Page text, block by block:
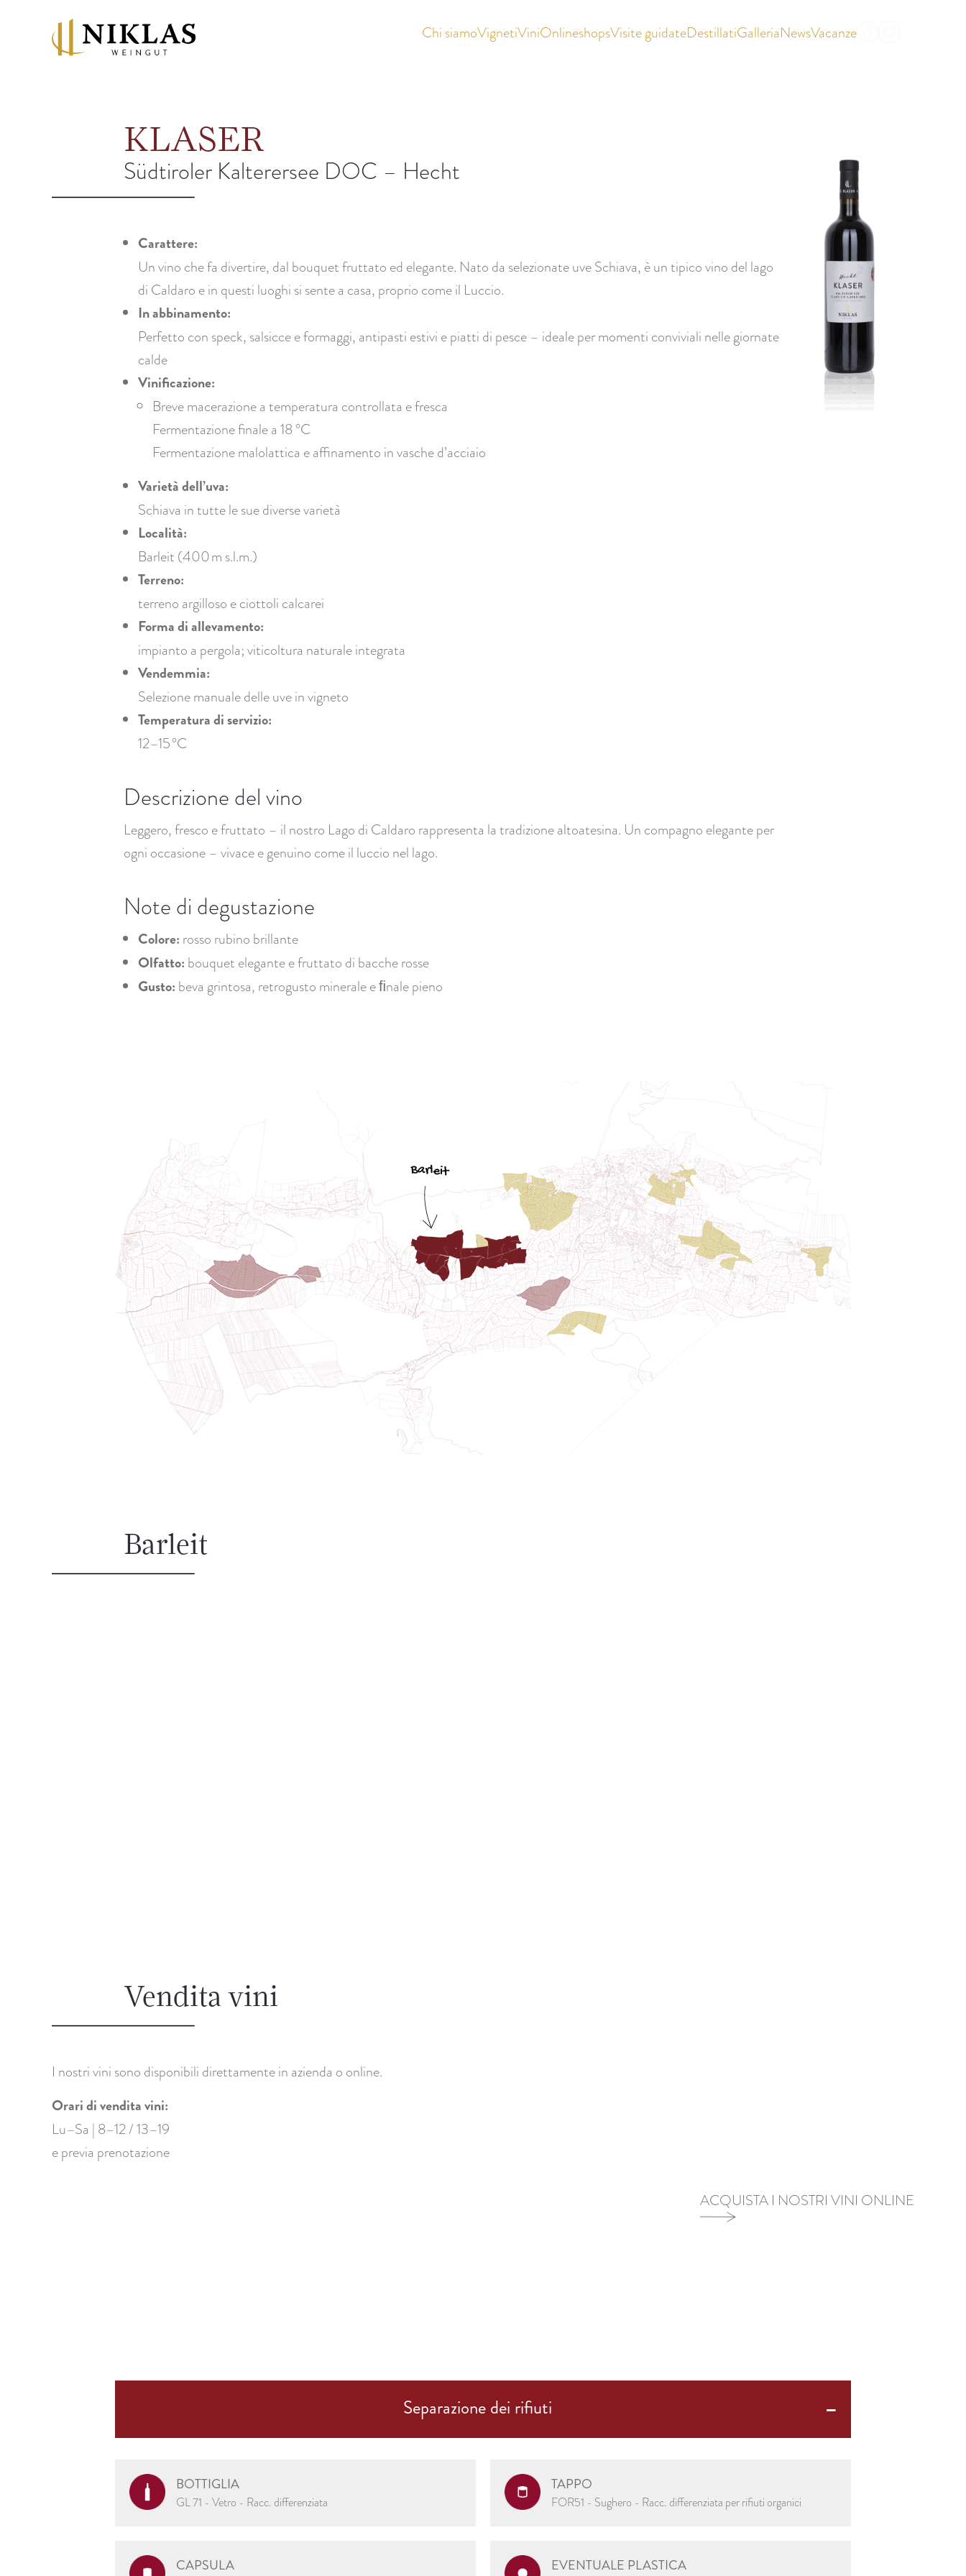
Chi siamoVignetiViniOnlineshopsVisite guidateDestillatiGalleriaNewsVacanze
KLASER
Südtiroler Kalterersee DOC – Hecht
Carattere:
Un vino che fa divertire, dal bouquet fruttato ed elegante. Nato da selezionate uve Schiava, è un tipico vino del lago
di Caldaro e in questi luoghi si sente a casa, proprio come il Luccio.
In abbinamento:
Perfetto con speck, salsicce e formaggi, antipasti estivi e piatti di pesce – ideale per momenti conviviali nelle giornate
calde
Vinificazione:
Breve macerazione a temperatura controllata e fresca
Fermentazione finale a 18 °C
Fermentazione malolattica e affinamento in vasche d’acciaio
Varietà dell’uva:
Schiava in tutte le sue diverse varietà
Località:
Barleit (400 m s.l.m.)
Terreno:
terreno argilloso e ciottoli calcarei
Forma di allevamento:
impianto a pergola; viticoltura naturale integrata
Vendemmia:
Selezione manuale delle uve in vigneto
Temperatura di servizio:
12–15 °C
Descrizione del vino
Leggero, fresco e fruttato – il nostro Lago di Caldaro rappresenta la tradizione altoatesina. Un compagno elegante per
ogni occasione – vivace e genuino come il luccio nel lago.
Note di degustazione
Colore: rosso rubino brillante
Olfatto: bouquet elegante e fruttato di bacche rosse
Gusto: beva grintosa, retrogusto minerale e ﬁnale pieno
Barleit
Vendita vini
I nostri vini sono disponibili direttamente in azienda o online.
Orari di vendita vini:
Lu–Sa | 8–12 / 13–19
e previa prenotazione
ACQUISTA I NOSTRI VINI ONLINE
Separazione dei rifiuti
BOTTIGLIA
GL 71 - Vetro - Racc. differenziata
TAPPO
FOR51 - Sughero - Racc. differenziata per rifiuti organici
CAPSULA EVENTUALE PLASTICA